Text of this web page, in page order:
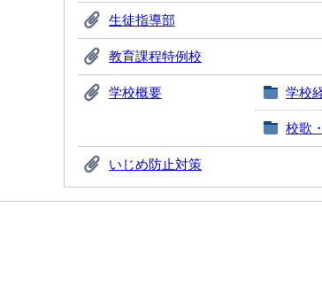
生徒指導部
教育課程特例校
学校概要 学校
校歌
いじめ防止対策